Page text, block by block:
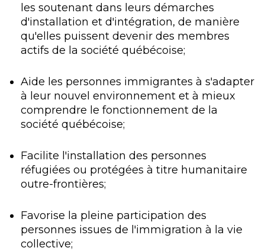
les soutenant dans leurs démarches
d'installation et d'intégration, de manière
qu'elles puissent devenir des membres
actifs de la société québécoise;
Aide les personnes immigrantes à s'adapter
à leur nouvel environnement et à mieux
comprendre le fonctionnement de la
société québécoise;
Facilite l'installation des personnes
réfugiées ou protégées à titre humanitaire
outre-frontières;
Favorise la pleine participation des
personnes issues de l'immigration à la vie
collective;